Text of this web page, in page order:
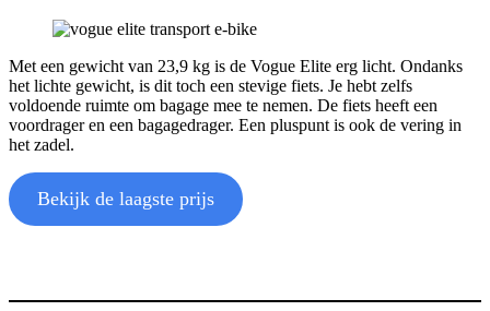
Met een gewicht van 23,9 kg is de Vogue Elite erg licht. Ondanks
het lichte gewicht, is dit toch een stevige fiets. Je hebt zelfs
voldoende ruimte om bagage mee te nemen. De fiets heeft een
voordrager en een bagagedrager. Een pluspunt is ook de vering in
het zadel.
Bekijk de laagste prijs